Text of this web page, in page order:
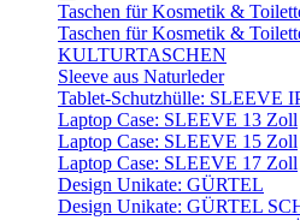
Taschen für Kosmetik &
Taschen für Kosmetik &
KULTURTASCHEN
Sleeve aus Naturleder
Tablet-Schutzhülle: SLEEVE
Laptop Case: SLEEVE 13 Zoll
Laptop Case: SLEEVE 15 Zoll
Laptop Case: SLEEVE 17 Zoll
Design Unikate: GÜRTEL
Design Unikate: GÜRTEL